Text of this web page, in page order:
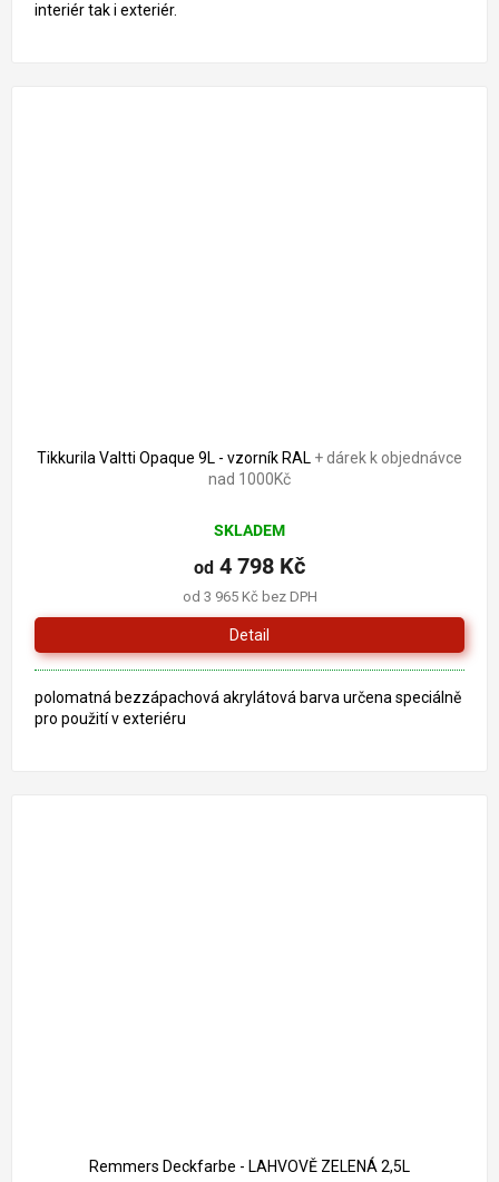
interiér tak i exteriér.
Tikkurila Valtti Opaque 9L - vzorník RAL + dárek k objednávce
nad 1000Kč
SKLADEM
od 3 965 Kč bez DPH
od 4 798 Kč
Detail
polomatná bezzápachová akrylátová barva určena speciálně
pro použití v exteriéru
Remmers Deckfarbe - LAHVOVĚ ZELENÁ 2,5L